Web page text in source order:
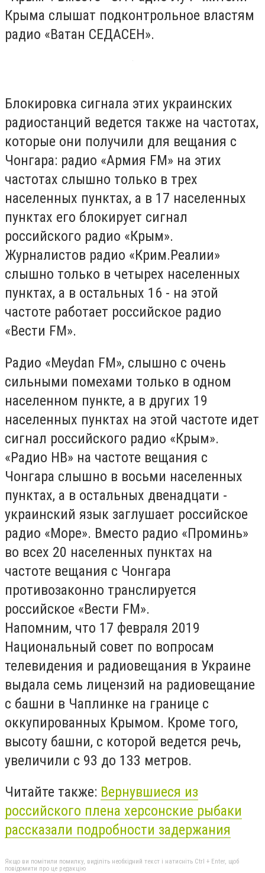
Крыма слышат подконтрольное властям
радио «Ватан СЕДАСЕН».
Блокировка сигнала этих украинских
радиостанций ведется также на частотах,
которые они получили для вещания с
Чонгара: радио «Армия FM» на этих
частотах слышно только в трех
населенных пунктах, а в 17 населенных
пунктах его блокирует сигнал
российского радио «Крым».
Журналистов радио «Крим.Реалии»
слышно только в четырех населенных
пунктах, а в остальных 16 - на этой
частоте работает российское радио
«Вести FM».
Радио «Meydan FM», слышно с очень
сильными помехами только в одном
населенном пункте, а в других 19
населенных пунктах на этой частоте идет
сигнал российского радио «Крым».
«Радио НВ» на частоте вещания с
Чонгара слышно в восьми населенных
пунктах, а в остальных двенадцати -
украинский язык заглушает российское
радио «Море». Вместо радио «Проминь»
во всех 20 населенных пунктах на
частоте вещания с Чонгара
противозаконно транслируется
российское «Вести FM».
Напомним, что 17 февраля 2019
Национальный совет по вопросам
телевидения и радиовещания в Украине
выдала семь лицензий на радиовещание
с башни в Чаплинке на границе с
оккупированных Крымом. Кроме того,
высоту башни, с которой ведется речь,
увеличили с 93 до 133 метров.
Читайте также: Вернувшиеся из
российского плена херсонские рыбаки
рассказали подробности задержания
Якщо ви помітили помилку, виділіть необхідний текст і натисніть Ctrl + Enter, щоб
повідомити про це редакцію